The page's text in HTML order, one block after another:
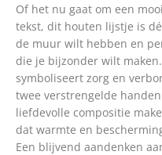
Of het nu gaat om een
tekst, dit houten lijstje is
de muur wilt hebben en
die je bijzonder wilt
symboliseert zorg en
twee verstrengelde
liefdevolle compositie
dat warmte en
Een blijvend aandenken